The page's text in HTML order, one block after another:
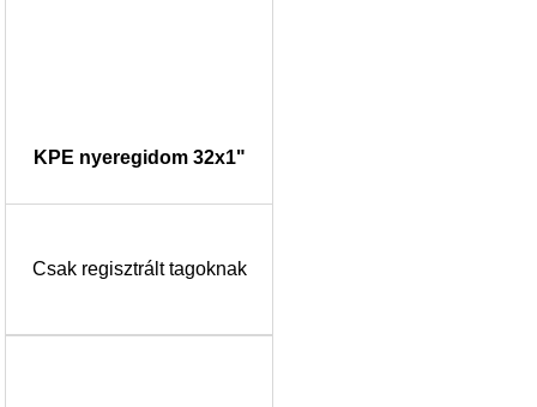
KPE nyeregidom 32x1"
Csak regisztrált tagoknak